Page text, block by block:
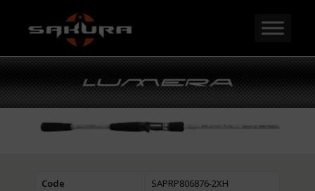
Code
SAPRP806876-2XH